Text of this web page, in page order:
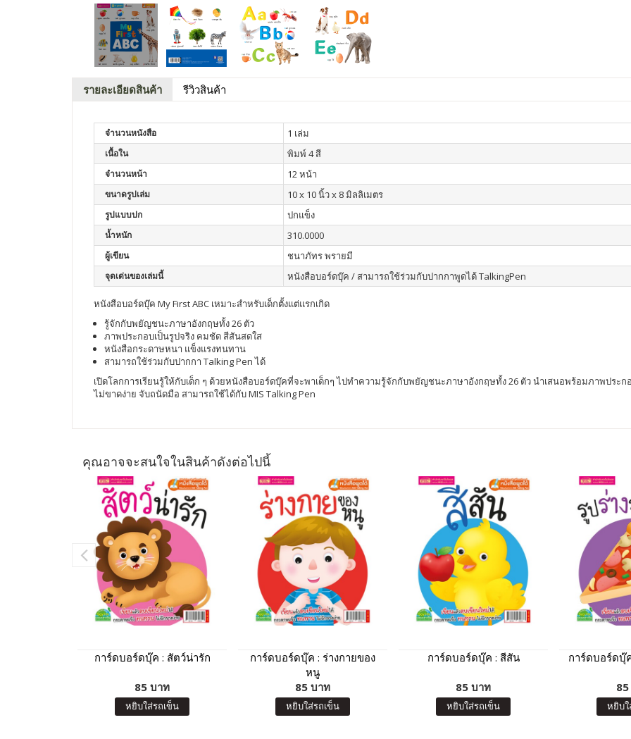
รายละเอียดสินค้า รีวิวสินค้า
จำนวนหนังสือ 1 เล่ม
เนื้อใน พิมพ์ 4 สี
จำนวนหน้า 12 หน้า
ขนาดรูปเล่ม 10 x 10 นิ้ว x 8 มิลลิเมตร
รูปแบบปก ปกแข็ง
น้ำหนัก 310.0000
ผู้เขียน ชนาภัทร พรายมี
จุดเด่นของเล่มนี้ หนังสือบอร์ดบุ๊ค / สามารถใช้ร่วมกับปากกาพูดได้ TalkingPen
หนังสือบอร์ดบุ๊ค My First ABC เหมาะสำหรับเด็กตั้งแต่แรกเกิด
รู้จักกับพยัญชนะภาษาอังกฤษทั้ง 26 ตัว
ภาพประกอบเป็นรูปจริง คมชัด สีสันสดใส
หนังสือกระดาษหนา แข็งแรงทนทาน
สามารถใช้ร่วมกับปากกา Talking Pen ได้
เปิดโลกการเรียนรู้ให้กับเด็ก ๆ ด้วยหนังสือบอร์ดบุ๊คที่จะพาเด็กๆ ไปทำความรู้จักกับพยัญชนะภาษาอังกฤษทั้ง 26 ตัว นำเสนอพร้อมภาพประ
ไม่ขาดง่าย จับถนัดมือ สามารถใช้ได้กับ MIS Talking Pen
คุณอาจจะสนใจในสินค้าดังต่อไปนี้
การ์ดบอร์ดบุ๊ค : สัตว์น่ารัก
85 บาท
หยิบใส่รถเข็น
การ์ดบอร์ดบุ๊ค : ร่างกายของ
หนู
85 บาท
หยิบใส่รถเข็น
การ์ดบอร์ดบุ๊ค : สีสัน
85 บาท
หยิบใส่รถเข็น
การ์ดบอร์ดบุ๊
หยิบใ